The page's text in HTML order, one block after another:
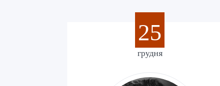
25
грудня